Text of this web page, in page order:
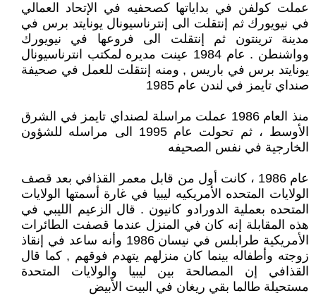
عملت كولفن في بداياتها كصحفيه في الإتحاد العمالي
في نيويورك ثم إنتقلت الى إنترناسيونال يونايتد برس في
مدينة ترينتون ثم إنتقلت الى فروعها في نيويورك
وواشنطن . عام 1984 عينت مديره لمكتب انترناسيونال
يونايتد برس في باريس , ومنه إنتقلت للعمل في صحيفة
صنداي تايمز في لندن عام 1985
منذ العام 1986 عملت مراسلة لصنداي تايمز في الشرق
الأوسط ، ثم تحولت عام 1995 الى مراسله للشؤون
الخارجية في نفس الصحيفه
عام 1986 ، كانت أول من قابل معمر القذافي بعد قصف
الولايات المتحده الأمريكيه ليبيا في غارة أسمتها الولايات
المتحده بعملية الدورادو كانيون . قال الزعيم الليبي في
هذه المقابلة إنه كان في المنزل عندما قصفت الطائرات
الأمريكية طرابلس في نيسان 1986 وأنه ساعد في إنقاذ
زوجته وأطفاله بينما كان منزلهم يتهدم فوقهم , كما قال
القذافي إن المصالحة بين ليبيا والولايات المتحدة
مستحيلة طالما بقي ريغان في البيت الأبيض